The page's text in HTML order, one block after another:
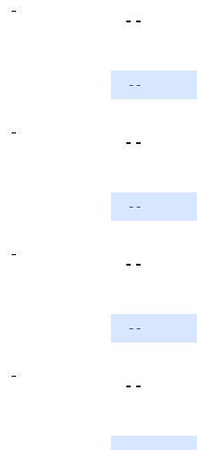
-
- -
- -
-
- -
- -
-
- -
- -
-
- -